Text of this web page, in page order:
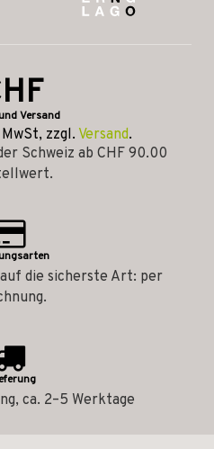
Versand
zzgl. Versand.
Schweiz ab CHF 90.00
die sicherste Art: per
ca. 2–5 Werktage